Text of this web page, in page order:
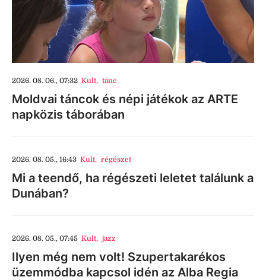
2026. 08. 06., 07:32 Kult, tánc
Moldvai táncok és népi játékok az ARTE
napközis táborában
2026. 08. 05., 16:43 Kult, régészet
Mi a teendő, ha régészeti leletet találunk a
Dunában?
2026. 08. 05., 07:45 Kult, jazz
Ilyen még nem volt! Szupertakarékos
üzemmódba kapcsol idén az Alba Regia